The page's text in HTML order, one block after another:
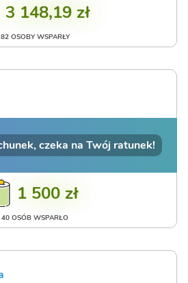
3 148,19 zł
82 OSOBY WSPARŁY
czeka na Twój ratunek!
1 500 zł
40 OSÓB WSPARŁO